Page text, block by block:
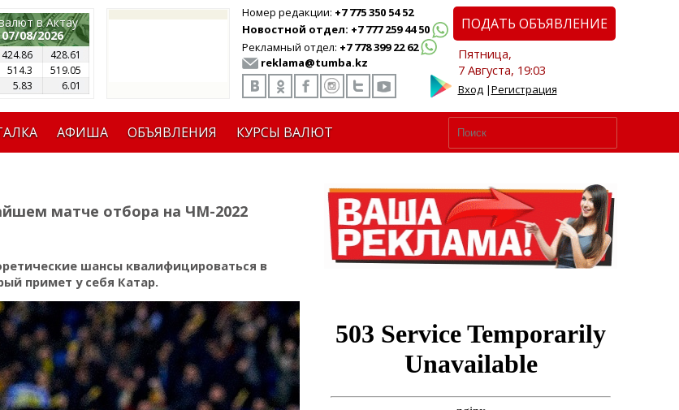
в Актау
07/08/2026
424.86
428.61
514.3
519.05
5.83
6.01
Номер редакции: +7 775 350 54 52
Новостной отдел: +7 777 259 44 50
Рекламный отдел: +7 778 399 22 62
reklama@tumba.kz
ПОДАТЬ ОБЪЯВЛЕНИЕ
Пятница,
7 Августа, 19:03
Вход|Регистрация
АФИША ОБЪЯВЛЕНИЯ КУРСЫ ВАЛЮТ
матче отбора на ЧМ-2022
шансы квалифицироваться в
примет у себя Катар.